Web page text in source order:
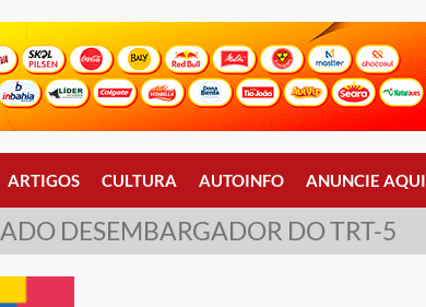
ARTIGOS CULTURA AUTOINFO ANUNCIE AQUI
DESEMBARGADOR DO TRT-5